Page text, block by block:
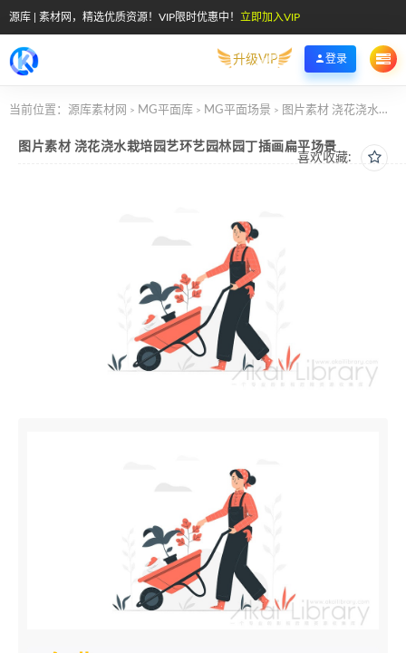
源库 | 素材网，精选优质资源！VIP限时优惠中！ 立即加入VIP
升级VIP 登录
当前位置： 源库素材网 > MG平面库 > MG平面场景 > 图片素材 浇花浇水栽培园艺环艺园林园丁插画扁平场景
喜欢收藏:
图片素材 浇花浇水栽培园艺环艺园林园丁插画扁平场景